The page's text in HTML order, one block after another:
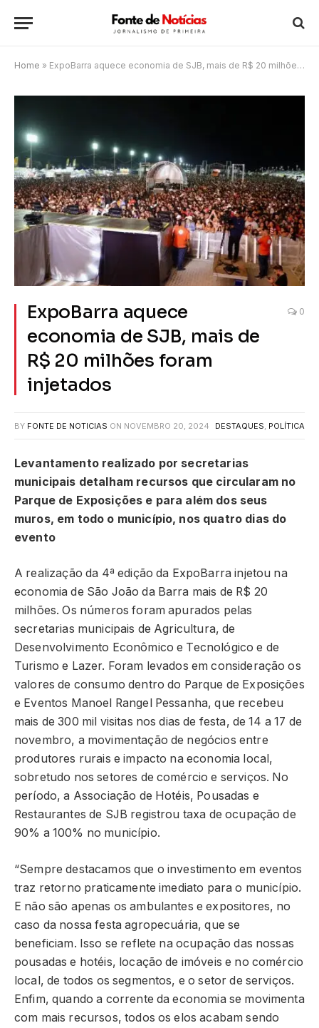
Home » ExpoBarra aquece economia de SJB, mais de R$ 20 milhões foram injetados
ExpoBarra aquece
economia de SJB, mais de
R$ 20 milhões foram
injetados
0
BY FONTE DE NOTICIAS ON NOVEMBRO 20, 2024 DESTAQUES POLÍTICA
Levantamento realizado por secretarias
municipais detalham recursos que circularam no
Parque de Exposições e para além dos seus
muros, em todo o município, nos quatro dias do
evento
A realização da 4ª edição da ExpoBarra injetou na
economia de São João da Barra mais de R$ 20
milhões. Os números foram apurados pelas
secretarias municipais de Agricultura, de
Desenvolvimento Econômico e Tecnológico e de
Turismo e Lazer. Foram levados em consideração os
valores de consumo dentro do Parque de Exposições
e Eventos Manoel Rangel Pessanha, que recebeu
mais de 300 mil visitas nos dias de festa, de 14 a 17 de
novembro, a movimentação de negócios entre
produtores rurais e impacto na economia local,
sobretudo nos setores de comércio e serviços. No
período, a Associação de Hotéis, Pousadas e
Restaurantes de SJB registrou taxa de ocupação de
90% a 100% no município.
“Sempre destacamos que o investimento em eventos
traz retorno praticamente imediato para o município.
E não são apenas os ambulantes e expositores, no
caso da nossa festa agropecuária, que se
beneficiam. Isso se reflete na ocupação das nossas
pousadas e hotéis, locação de imóveis e no comércio
local, de todos os segmentos, e o setor de serviços.
Enfim, quando a corrente da economia se movimenta
com mais recursos, todos os elos acabam sendo